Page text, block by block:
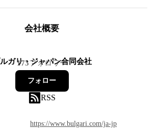
会社概要
ガリ・ジャパン合同会社
173フォロワー
フォロー
RSS
https://www.bulgari.com/ja-jp